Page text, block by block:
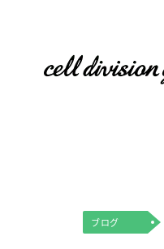
ブログ